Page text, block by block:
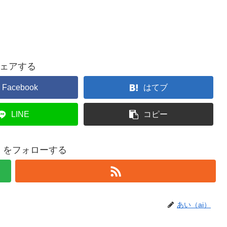
アする
Facebook はてブ
LINE コピー
をフォローする
あい（ai）